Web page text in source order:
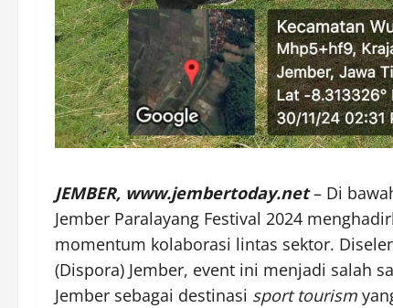
JEMBER, www.jembertoday.net– Di
Jember Paralayang Festival 2024
momentum kolaborasi lintas sektor.
(Dispora) Jember, event ini menjadi salah
Jember sebagai destinasi sport tourism